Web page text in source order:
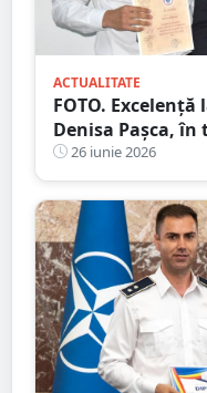
ACTUALITATE
FOTO.
Denisa Pașca,
de Agenți de
26 iunie 2026